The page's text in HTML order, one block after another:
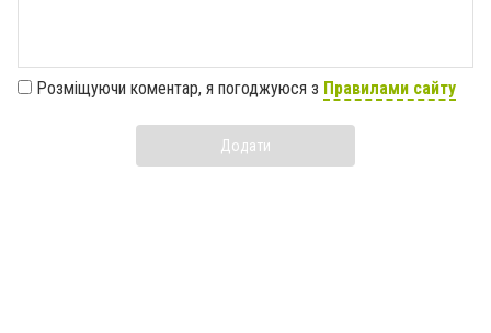
Розміщуючи коментар, я погоджуюся з Правилами сайту
Додати